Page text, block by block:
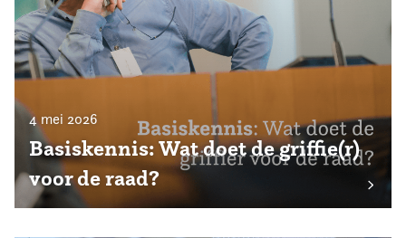
4 mei 2026
Basiskennis: Wat doet de griffie(r)
voor de raad?